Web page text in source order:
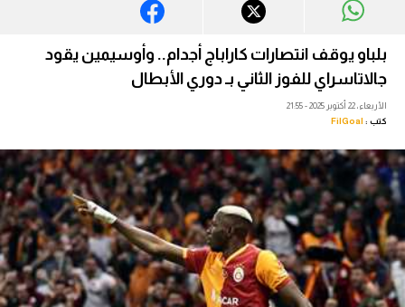
ميركاتو
فانتازي في الجول
مسابقة التوقعات
فيديوهات
عدسات
آراء حرة
ركن الألعاب
بلباو يوقف انتصارات كاراباج أجدام.. وأوسيمين يقود
جالاتاسراي للفوز الثاني بـ دوري الأبطال
الأربعاء، 22 أكتوبر 2025 - 21:55
كتب : FilGoal